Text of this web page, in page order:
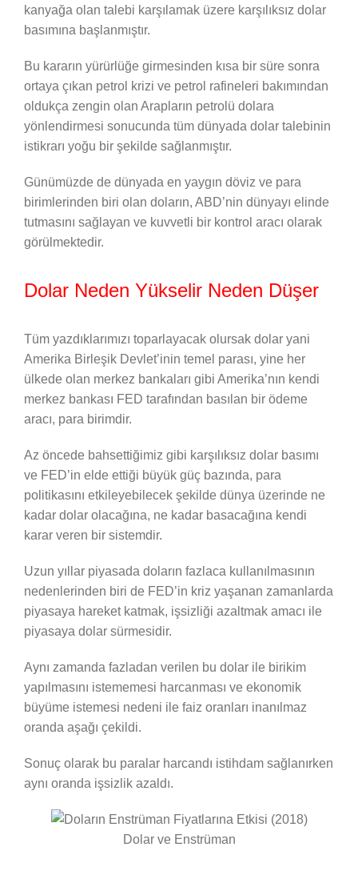
kanyağa olan talebi karşılamak üzere karşılıksız dolar
basımına başlanmıştır.
Bu kararın yürürlüğe girmesinden kısa bir süre sonra
ortaya çıkan petrol krizi ve petrol rafineleri bakımından
oldukça zengin olan Arapların petrolü dolara
yönlendirmesi sonucunda tüm dünyada dolar talebinin
istikrarı yoğu bir şekilde sağlanmıştır.
Günümüzde de dünyada en yaygın döviz ve para
birimlerinden biri olan doların, ABD’nin dünyayı elinde
tutmasını sağlayan ve kuvvetli bir kontrol aracı olarak
görülmektedir.
Dolar Neden Yükselir Neden Düşer
Tüm yazdıklarımızı toparlayacak olursak dolar yani
Amerika Birleşik Devlet’inin temel parası, yine her
ülkede olan merkez bankaları gibi Amerika’nın kendi
merkez bankası FED tarafından basılan bir ödeme
aracı, para birimdir.
Az öncede bahsettiğimiz gibi karşılıksız dolar basımı
ve FED’in elde ettiği büyük güç bazında, para
politikasını etkileyebilecek şekilde dünya üzerinde ne
kadar dolar olacağına, ne kadar basacağına kendi
karar veren bir sistemdir.
Uzun yıllar piyasada doların fazlaca kullanılmasının
nedenlerinden biri de FED’in kriz yaşanan zamanlarda
piyasaya hareket katmak, işsizliği azaltmak amacı ile
piyasaya dolar sürmesidir.
Aynı zamanda fazladan verilen bu dolar ile birikim
yapılmasını istememesi harcanması ve ekonomik
büyüme istemesi nedeni ile faiz oranları inanılmaz
oranda aşağı çekildi.
Sonuç olarak bu paralar harcandı istihdam sağlanırken
aynı oranda işsizlik azaldı.
Dolar ve Enstrüman